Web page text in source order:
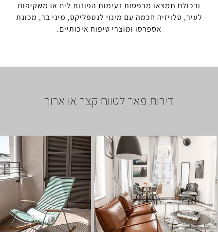
תמצאו מרפסות נעימות הפונות לים או משקיפות
טלויזיה חכמה עם מינוי לנטפליקס, מיני בר, מכונת
אספרסו ומוצרי טיפוח איכותיים.
דירות פאר לטווח קצר או ארוך